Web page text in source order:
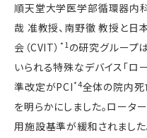
順天堂大学医学部循環器内
哉 准教授、南野徹 教授と日
会（CVIT） *1 の研究グループ
いられる特殊なデバイス「ロ
準改定がPCI*4全体の院内
を明らかにしました。ロータ
用施設基準が緩和されました